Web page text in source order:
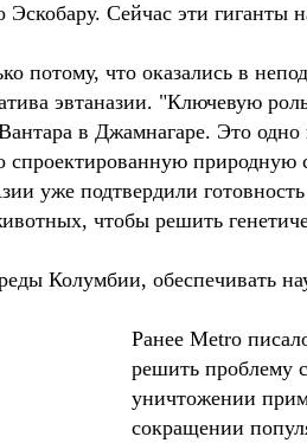
Сейчас эти гиганты
что оказались в
эвтаназии. "Ключевую
в Джамнагаре. Это
спроектированную
подтвердили готовность
чтобы решить
Колумбии, обеспечивать
Ранее Metro
решить проблему
уничтожении
сокращении